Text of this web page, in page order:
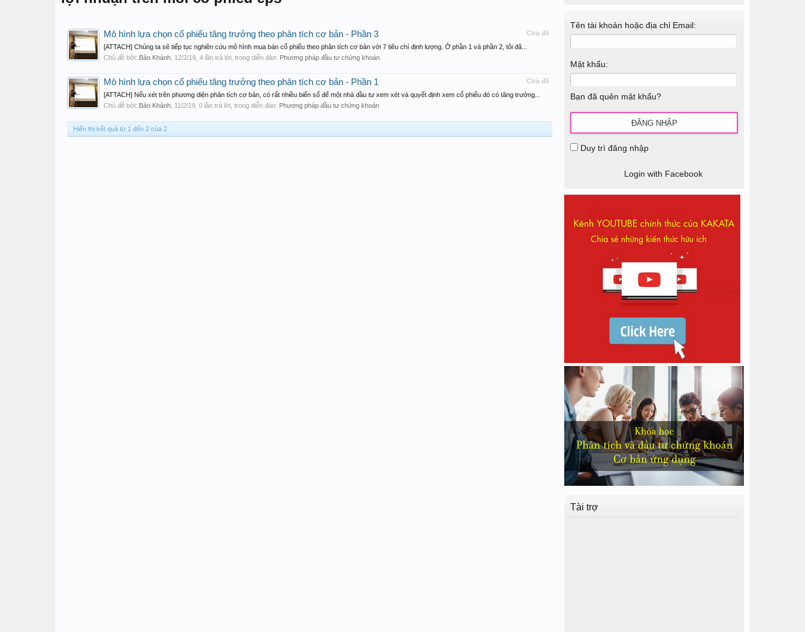
Chủ đề
Mô hình lựa chọn cổ phiếu tăng trưởng theo phân tích cơ bản - Phần 3
[ATTACH] Chúng ta sẽ tiếp tục nghiên cứu mô hình mua bán cổ phiếu theo phân tích cơ bản với 7 tiêu chí định lượng. Ở phần 1 và phần 2, tôi đã...
Chủ đề bởi: Bảo Khánh 12/2/19 , 4 lần trả lời, trong diễn đàn: Phương pháp đầu tư chứng khoán
Chủ đề
Mô hình lựa chọn cổ phiếu tăng trưởng theo phân tích cơ bản - Phần 1
[ATTACH] Nếu xét trên phương diện phân tích cơ bản, có rất nhiều biến số để một nhà đầu tư xem xét và quyết định xem cổ phiếu đó có tăng trưởng...
Chủ đề bởi: Bảo Khánh 11/2/19 , 0 lần trả lời, trong diễn đàn: Phương pháp đầu tư chứng khoán
Hiển thị kết quả từ 1 đến 2 của 2
Tên tài khoản hoặc địa chỉ Email:
Mật khẩu:
Bạn đã quên mật khẩu?
Duy trì đăng nhập
Login with Facebook
Tài trợ